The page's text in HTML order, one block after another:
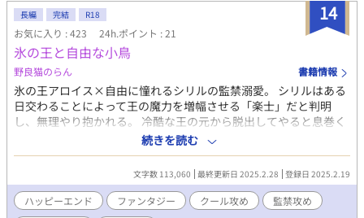
14
長編 完結 R18
お気に入り : 423 24h.ポイント : 21
氷の王と自由な小鳥
野良猫のらん 書籍情報
氷の王アロイス×自由に憧れるシリルの監禁溺愛。 シリルはある
日交わることによって王の魔力を増幅させる「楽士」だと判明
し、無理やり抱かれる。 冷酷な王の元から脱出してやると息巻く
シリル。 そんなシリルを見て、アロイスはわざわざ籠の中から飛
び立とうとする小鳥のようだと笑う。 ここには豪華な住居も衣服
も、ご馳走もあるというのに何が不服だというのか……。 ※R-18
シーンのある話には*をつけています。
続きを読む
文字数 113,060 最終更新日 2025.2.28 登録日 2025.2.19
ハッピーエンド ファンタジー クール攻め
監禁攻め